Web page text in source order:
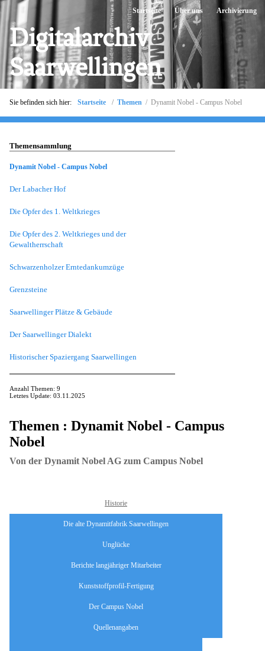
Startseite Über uns Archivierung
Digitalarchiv
Saarwellingen
Sie befinden sich hier: Startseite Themen / Dynamit Nobel - Campus Nobel
Themensammlung
Dynamit Nobel - Campus Nobel
Der Labacher Hof
Die Opfer des 1. Weltkrieges
Die Opfer des 2. Weltkrieges und der
Gewaltherrschaft
Schwarzenholzer Erntedankumzüge
Grenzsteine
Saarwellinger Plätze & Gebäude
Der Saarwellinger Dialekt
Historischer Spaziergang Saarwellingen
Anzahl Themen: 9
Letztes Update: 03.11.2025
Themen : Dynamit Nobel - Campus
Nobel
Von der Dynamit Nobel AG zum Campus Nobel
Historie
Die alte Dynamitfabrik Saarwellingen
Unglücke
Berichte langjähriger Mitarbeiter
Kunststoffprofil-Fertigung
Der Campus Nobel
Quellenangaben